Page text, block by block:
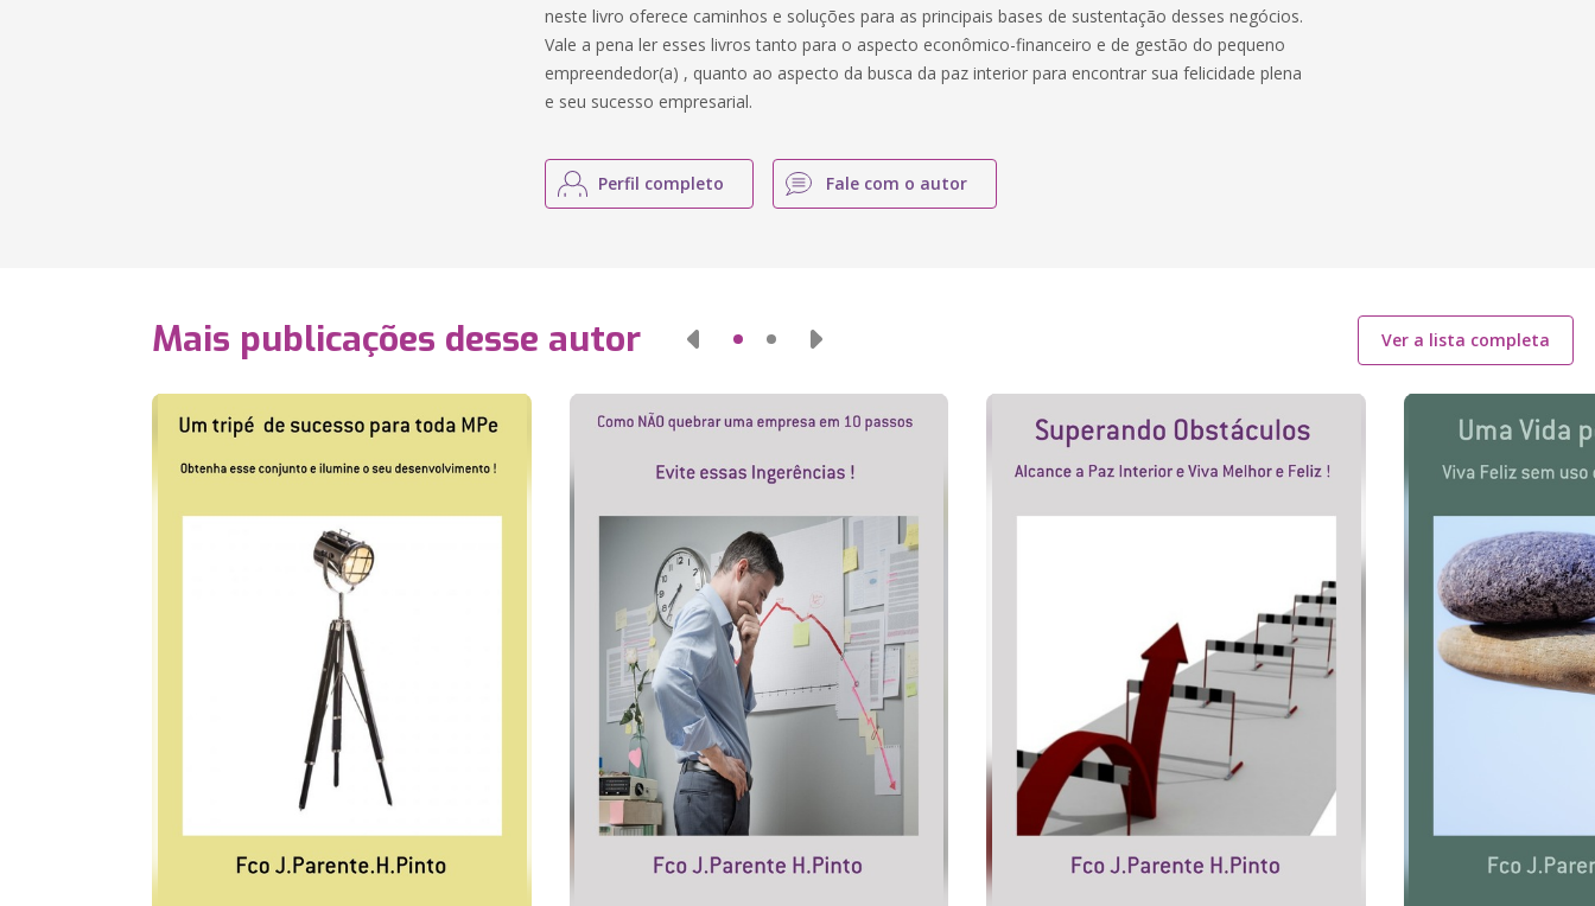
neste livro oferece caminhos e soluções para as principais bases de sustentação desses negócios.
Vale a pena ler esses livros tanto para o aspecto econômico-financeiro e de gestão do pequeno
empreendedor(a) , quanto ao aspecto da busca da paz interior para encontrar sua felicidade plena
e seu sucesso empresarial.
Perfil completo Fale com o autor
Mais publicações desse autor Ver a lista completa